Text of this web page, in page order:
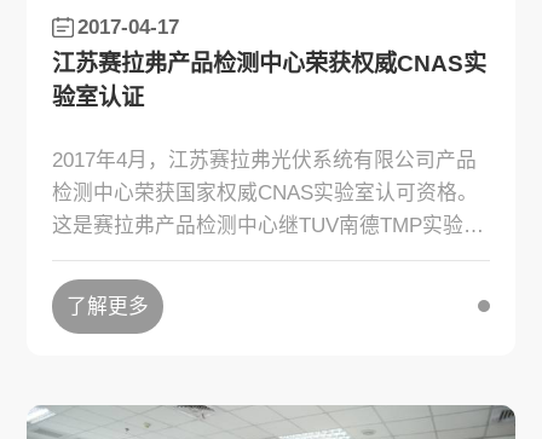
2017-04-17
江苏赛拉弗产品检测中心荣获权威CNAS实
验室认证
2017年4月，江苏赛拉弗光伏系统有限公司产品
检测中心荣获国家权威CNAS实验室认可资格。
这是赛拉弗产品检测中心继TUV南德TMP实验室
及CSA 目击实验室后，以实力再次获得了权威
机构的高度认可。
了解更多